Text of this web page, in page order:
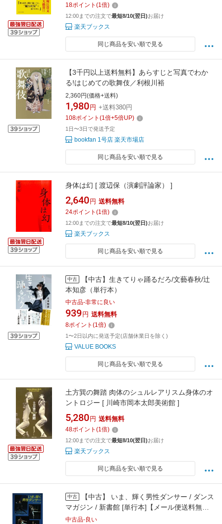
18ポイント (1倍)
12:00までの注文で最短8/10(翌日)お届け
楽天ブックス
同じ商品を安い順で見る
【3千円以上送料無料】あらすじと写真でわか
る!はじめての歌舞伎／利根川裕
2,360円(価格+送料)
1,980 円 +送料380円
108ポイント (1倍+5倍UP)
1日〜3日で発送予定
bookfan 1号店 楽天市場店
同じ商品を安い順で見る
身体は幻 [ 渡辺保（演劇評論家） ]
2,640 円 送料無料
24ポイント (1倍)
12:00までの注文で最短8/10(翌日)お届け
楽天ブックス
同じ商品を安い順で見る
中古
【中古】生きてりゃ踊るだろ/文藝春秋/辻
本知彦（単行本）
中古品-非常に良い
939 円 送料無料
8ポイント (1倍)
1〜2日以内に発送予定(店舗休業日を除く)
VALUE BOOKS
同じ商品を安い順で見る
土方巽の舞踏 肉体のシュルレアリスム身体のオ
ントロジー [ 川崎市岡本太郎美術館 ]
5,280 円 送料無料
48ポイント (1倍)
12:00までの注文で最短8/10(翌日)お届け
楽天ブックス
同じ商品を安い順で見る
中古
【中古】 いま、輝く男性ダンサー / ダンス
マガジン / 新書館 [単行本]【メール便送料無
料】【最短翌日配達対応】
中古品-良い